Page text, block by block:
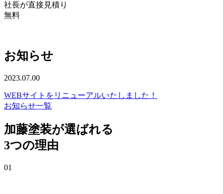
社長が直接見積り
無料
お知らせ
2023.07.00
WEBサイトをリニューアルいたしました！
お知らせ一覧
加藤塗装が選ばれる
3つの理由
01